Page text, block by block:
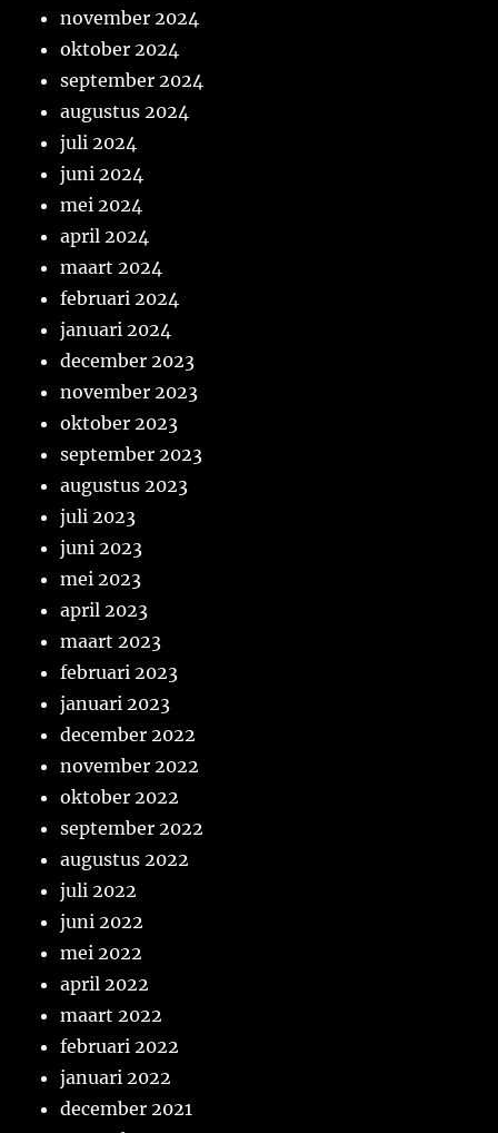
november 2024
oktober 2024
september 2024
augustus 2024
juli 2024
juni 2024
mei 2024
april 2024
maart 2024
februari 2024
januari 2024
december 2023
november 2023
oktober 2023
september 2023
augustus 2023
juli 2023
juni 2023
mei 2023
april 2023
maart 2023
februari 2023
januari 2023
december 2022
november 2022
oktober 2022
september 2022
augustus 2022
juli 2022
juni 2022
mei 2022
april 2022
maart 2022
februari 2022
januari 2022
december 2021